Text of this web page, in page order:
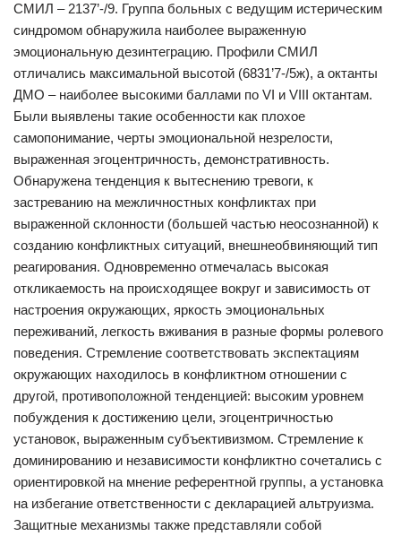
СМИЛ – 2137’-/9. Группа больных с ведущим истерическим
синдромом обнаружила наиболее выраженную
эмоциональную дезинтеграцию. Профили СМИЛ
отличались максимальной высотой (6831’7-/5ж), а октанты
ДМО – наиболее высокими баллами по VI и VIII октантам.
Были выявлены такие особенности как плохое
самопонимание, черты эмоциональной незрелости,
выраженная эгоцентричность, демонстративность.
Обнаружена тенденция к вытеснению тревоги, к
застреванию на межличностных конфликтах при
выраженной склонности (большей частью неосознанной) к
созданию конфликтных ситуаций, внешнеобвиняющий тип
реагирования. Одновременно отмечалась высокая
откликаемость на происходящее вокруг и зависимость от
настроения окружающих, яркость эмоциональных
переживаний, легкость вживания в разные формы ролевого
поведения. Стремление соответствовать экспектациям
окружающих находилось в конфликтном отношении с
другой, противоположной тенденцией: высоким уровнем
побуждения к достижению цели, эгоцентричностью
установок, выраженным субъективизмом. Стремление к
доминированию и независимости конфликтно сочетались с
ориентировкой на мнение референтной группы, а установка
на избегание ответственности с декларацией альтруизма.
Защитные механизмы также представляли собой